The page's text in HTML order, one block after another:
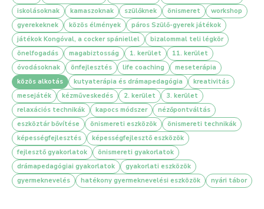
iskolásoknak
kamaszoknak szülőknek önismeret
workshop
gyerekeknek
közös élmények
páros Szülő-gyerek játékok
játékok Kongóval, a cocker spániellel
bizalommal teli légkör
önelfogadás
magabiztosság 1. kerület
11. kerület
óvodásoknak
önfejlesztés life coaching
meseterápia
közös alkotás
kutyaterápia és drámapedagógia
kreativitás
mesejáték
kézműveskedés 2. kerület
3. kerület
relaxációs technikák
kapocs módszer
nézőpontváltás
eszköztár bővítése
önismereti eszközök
önismereti technikák
képességfejlesztés
képességfejlesztő eszközök
fejlesztő gyakorlatok
önismereti gyakorlatok
drámapedagógiai gyakorlatok
gyakorlati eszközök
gyermeknevelés
hatékony gyermeknevelési eszközök nyári tábor